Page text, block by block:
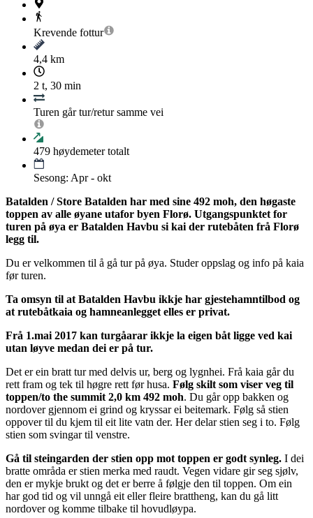
Krevende fottur
4,4 km
2 t, 30 min
Turen går tur/retur samme vei
479 høydemeter totalt
Sesong: Apr - okt
Batalden / Store Batalden har med sine 492 moh, den høgaste
toppen av alle øyane utafor byen Florø. Utgangspunktet for
turen på øya er Batalden Havbu si kai der rutebåten frå Florø
legg til.
Du er velkommen til å gå tur på øya. Studer oppslag og info på kaia
før turen.
Ta omsyn til at Batalden Havbu ikkje har gjestehamntilbod og
at rutebåtkaia og hamneanlegget elles er privat.
Frå 1.mai 2017 kan turgåarar ikkje la eigen båt ligge ved kai
utan løyve medan dei er på tur.
Det er ein bratt tur med delvis ur, berg og lygnhei. Frå kaia går du
rett fram og tek til høgre rett før husa. Følg skilt som viser veg til
toppen/to the summit 2,0 km 492 moh. Du går opp bakken og
nordover gjennom ei grind og kryssar ei beitemark. Følg så stien
oppover til du kjem til eit lite vatn der. Her delar stien seg i to. Følg
stien som svingar til venstre.
Gå til steingarden der stien opp mot toppen er godt synleg. I dei
bratte områda er stien merka med raudt. Vegen vidare gir seg sjølv,
den er mykje brukt og det er berre å følgje den til toppen. Om ein
har god tid og vil unngå eit eller fleire brattheng, kan du gå litt
nordover og komme tilbake til hovudløypa.